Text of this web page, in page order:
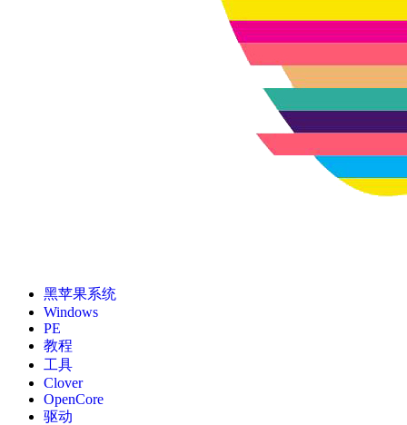
黑苹果系统
Windows
PE
教程
工具
Clover
OpenCore
驱动